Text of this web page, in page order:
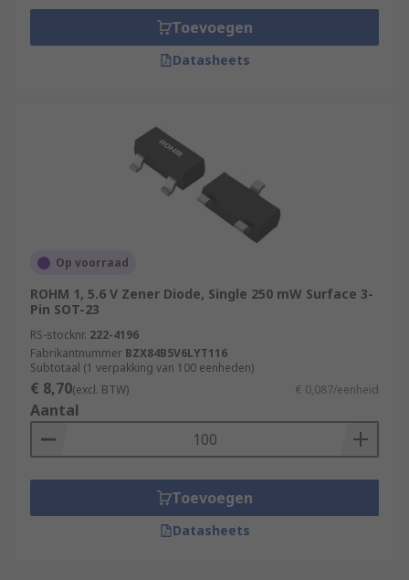
Toevoegen
Datasheets
Op voorraad
ROHM 1, 5.6 V Zener Diode, Single 250 mW Surface 3-
Pin SOT-23
RS-stocknr. 222-4196
Fabrikantnummer BZX84B5V6LYT116
Subtotaal (1 verpakking van 100 eenheden)
€ 8,70(excl. BTW) € 0,087/eenheid
Aantal
Toevoegen
Datasheets